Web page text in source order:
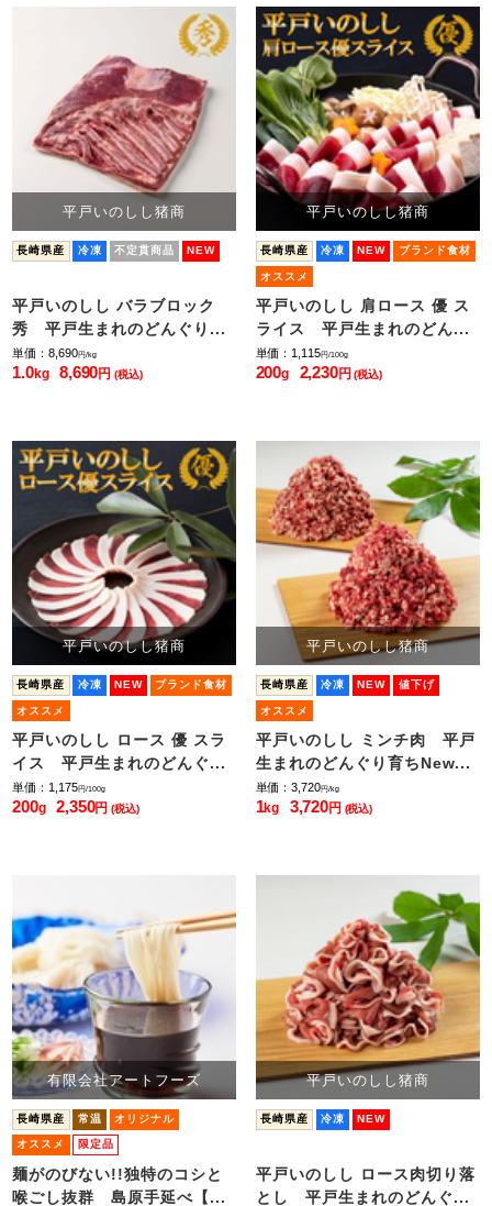
平戸いのしし猪商
長崎県産 冷凍 不定貫商品 NEW
平戸いのしし バラブロック
秀 平戸生まれのどんぐり...
単価：8,690円/kg
1.0kg 8,690円 (税込)
平戸いのしし猪商
長崎県産 冷凍 NEW ブランド食材
オススメ
平戸いのしし 肩ロース 優 ス
ライス 平戸生まれのどん...
単価：1,115円/100g
200g 2,230円(税込)
平戸いのしし猪商
長崎県産 冷凍 NEW ブランド食材
オススメ
平戸いのしし ロース 優 スラ
イス 平戸生まれのどんぐ...
単価：1,175円/100g
200g 2,350円(税込)
平戸いのしし猪商
長崎県産 冷凍 NEW 値下げ
オススメ
平戸いのしし ミンチ肉 平戸
生まれのどんぐり育ちNew...
単価：3,720円/kg
1kg 3,720円 (税込)
有限会社アートフーズ
長崎県産 常温 オリジナル
オススメ 限定品
麺がのびない!!独特のコシと
喉ごし抜群 島原手延べ【...
平戸いのしし猪商
長崎県産 冷凍 NEW
平戸いのしし ロース肉切り落
とし 平戸生まれのどんぐ...